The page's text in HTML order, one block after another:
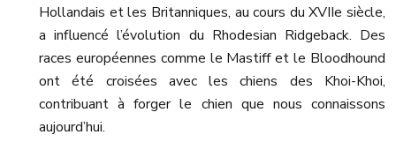
Hollandais et les Britanniques, au cours du XVIIe siècle,
a influencé l’évolution du Rhodesian Ridgeback. Des
races européennes comme le Mastiff et le Bloodhound
ont été croisées avec les chiens des Khoi-Khoi,
contribuant à forger le chien que nous connaissons
aujourd’hui.